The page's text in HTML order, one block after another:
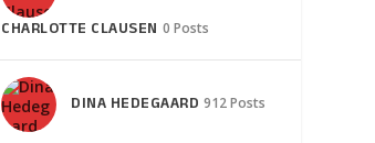
CHARLOTTE CLAUSEN 0 Posts
DINA HEDEGAARD 912 Posts